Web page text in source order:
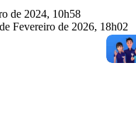
de 2024, 10h58
Fevereiro de 2026, 18h02